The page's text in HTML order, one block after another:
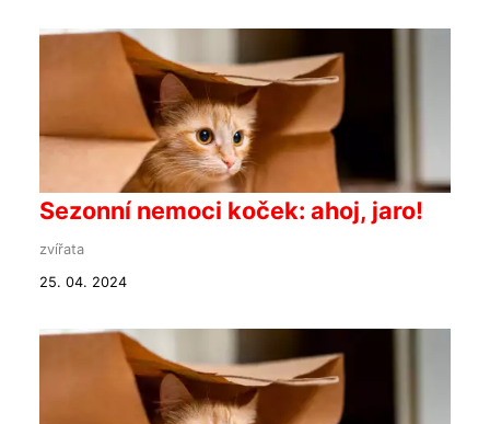
Sezonní nemoci koček: ahoj, jaro!
zvířata
25. 04. 2024